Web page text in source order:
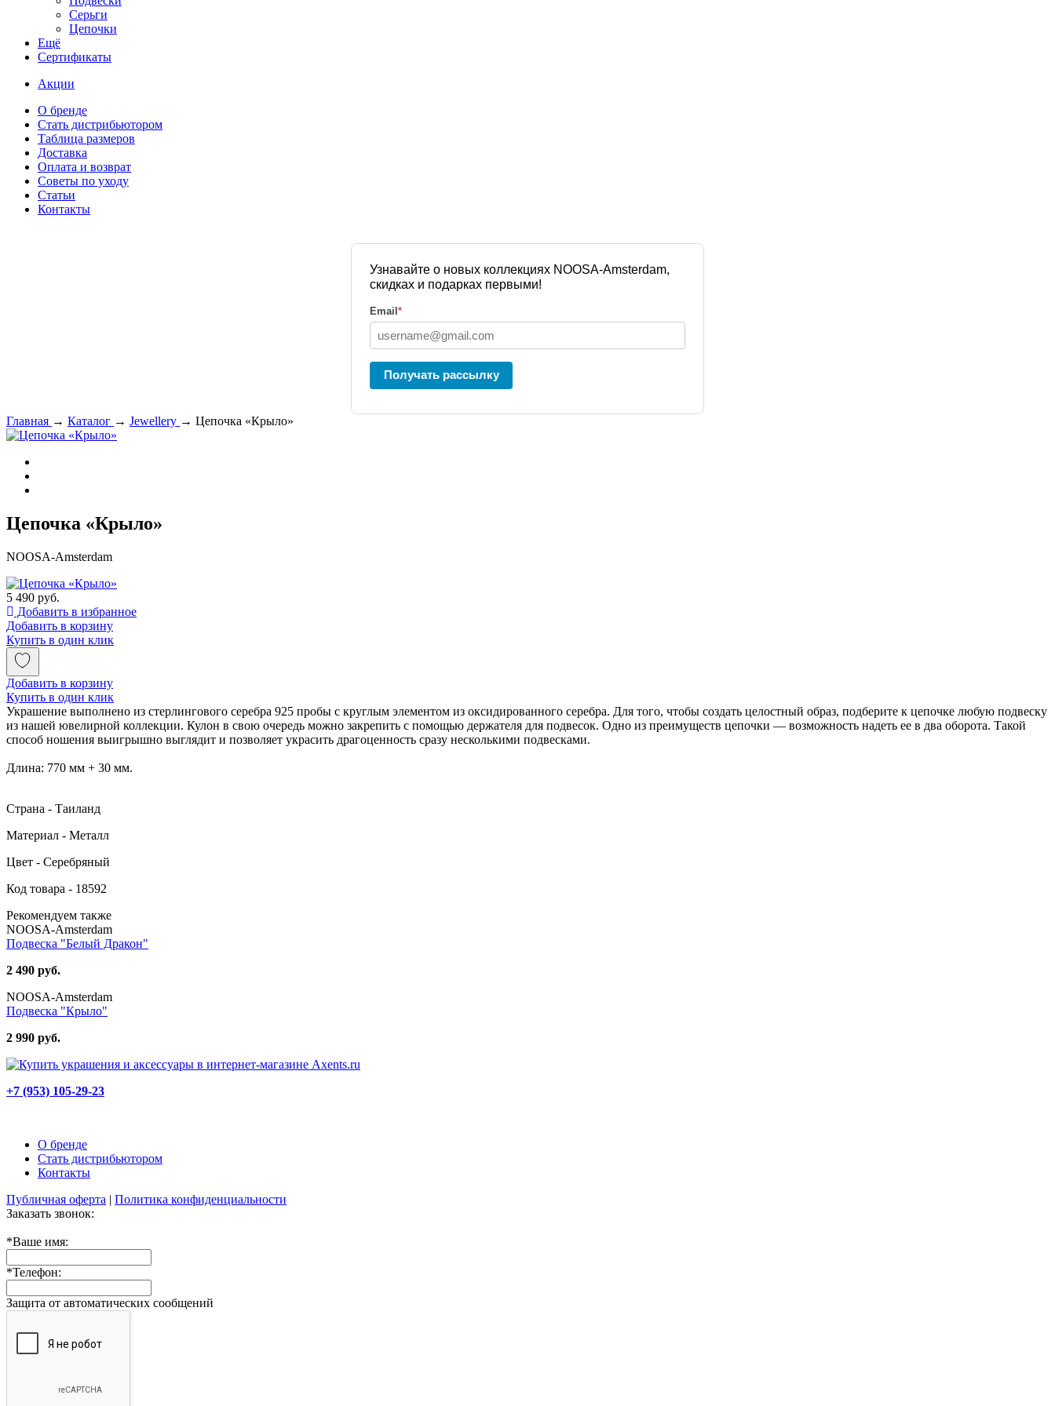
Серьги
Цепочки
Ещё
Сертификаты
Акции
О бренде
Стать дистрибьютором
Таблица размеров
Доставка
Оплата и возврат
Советы по уходу
Статьи
Контакты
Узнавайте о новых коллекциях NOOSA-Amsterdam,
скидках и подарках первыми!
Email *
Получать рассылку
Главная → Каталог → Jewellery → Цепочка «Крыло»
Цепочка «Крыло»
NOOSA-Amsterdam
5 490 руб.
Добавить в избранное
Добавить в корзину
Купить в один клик
Добавить в корзину
Купить в один клик
Украшение выполнено из стерлингового серебра 925 пробы с круглым элементом из оксидированного серебра. Для того, чтобы создать целостный образ, подберите к цепочке любую подвеску
из нашей ювелирной коллекции. Кулон в свою очередь можно закрепить с помощью держателя для подвесок. Одно из преимуществ цепочки — возможность надеть ее в два оборота. Такой
способ ношения выигрышно выглядит и позволяет украсить драгоценность сразу несколькими подвесками.
Длина: 770 мм + 30 мм.
Страна - Таиланд
Материал - Металл
Цвет - Серебряный
Код товара - 18592
Рекомендуем также
NOOSA-Amsterdam
Подвеска "Белый Дракон"
2 490 руб.
NOOSA-Amsterdam
Подвеска "Крыло"
2 990 руб.
+7 (953) 105-29-23
О бренде
Стать дистрибьютором
Контакты
Публичная оферта | Политика конфиденциальности
Заказать звонок:
*Ваше имя:
*Телефон:
Защита от автоматических сообщений